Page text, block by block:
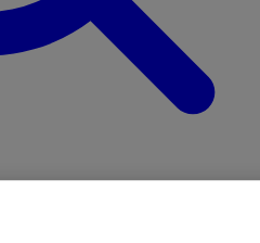
HubA BOLA SUGEREBarba